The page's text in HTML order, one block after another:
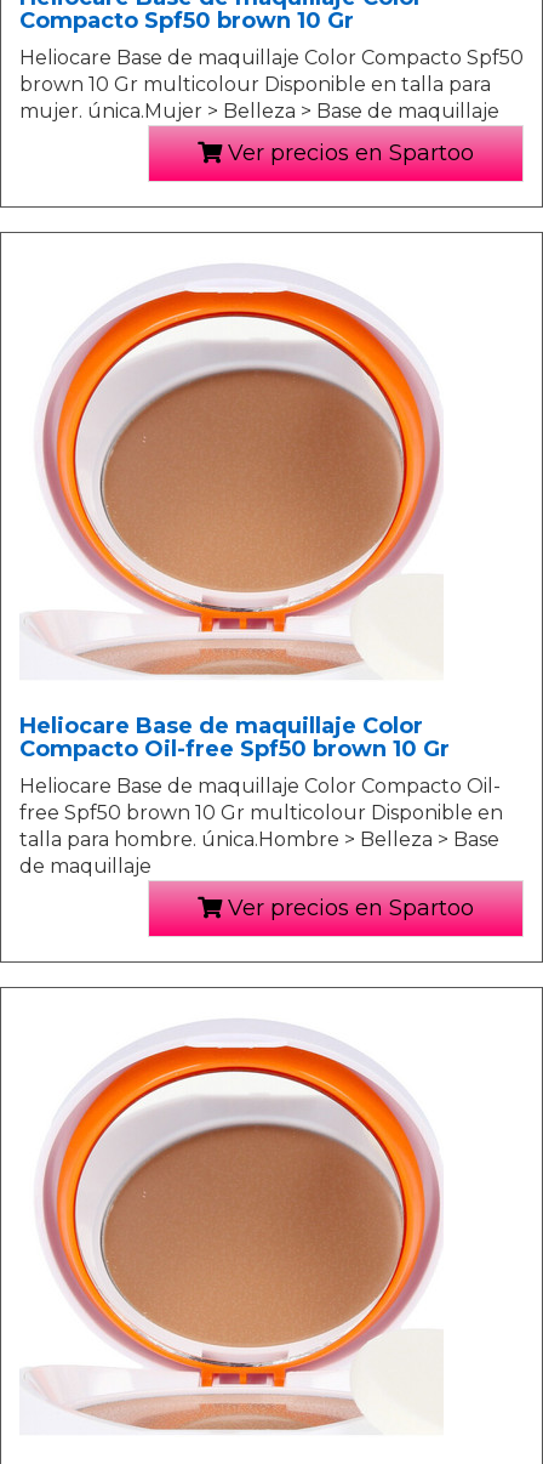
Compacto Spf50 brown 10 Gr
Heliocare Base de maquillaje Color Compacto Spf50
brown 10 Gr multicolour Disponible en talla para
mujer. única.Mujer > Belleza > Base de maquillaje
Ver precios en Spartoo
Heliocare Base de maquillaje Color
Compacto Oil-free Spf50 brown 10 Gr
Heliocare Base de maquillaje Color Compacto Oil-
free Spf50 brown 10 Gr multicolour Disponible en
talla para hombre. única.Hombre > Belleza > Base
de maquillaje
Ver precios en Spartoo